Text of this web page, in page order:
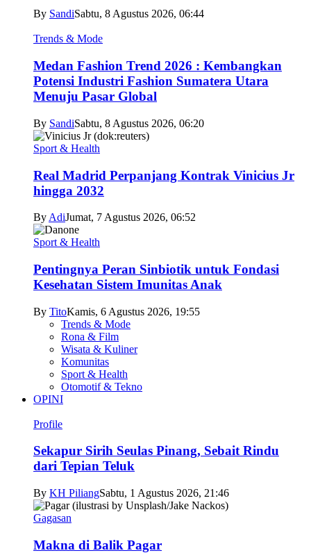
By SandiSabtu, 8 Agustus 2026, 06:44
Trends & Mode
Medan Fashion Trend 2026 : Kembangkan
Potensi Industri Fashion Sumatera Utara
Menuju Pasar Global
By SandiSabtu, 8 Agustus 2026, 06:20
Sport & Health
Real Madrid Perpanjang Kontrak Vinicius Jr
hingga 2032
By AdiJumat, 7 Agustus 2026, 06:52
Sport & Health
Pentingnya Peran Sinbiotik untuk Fondasi
Kesehatan Sistem Imunitas Anak
By TitoKamis, 6 Agustus 2026, 19:55
Trends & Mode
Rona & Film
Wisata & Kuliner
Komunitas
Sport & Health
Otomotif & Tekno
OPINI
Profile
Sekapur Sirih Seulas Pinang, Sebait Rindu
dari Tepian Teluk
By KH PiliangSabtu, 1 Agustus 2026, 21:46
Gagasan
Makna di Balik Pagar